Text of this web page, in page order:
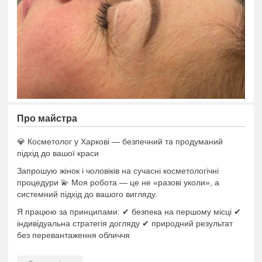
Про майстра
💎 Косметолог у Харкові — безпечний та продуманий
підхід до вашої краси
Запрошую жінок і чоловіків на сучасні косметологічні
процедури 💫 Моя робота — це не «разові уколи», а
системний підхід до вашого вигляду.
Я працюю за принципами: ✔ безпека на першому місці ✔
індивідуальна стратегія догляду ✔ природний результат
без перевантаження обличчя